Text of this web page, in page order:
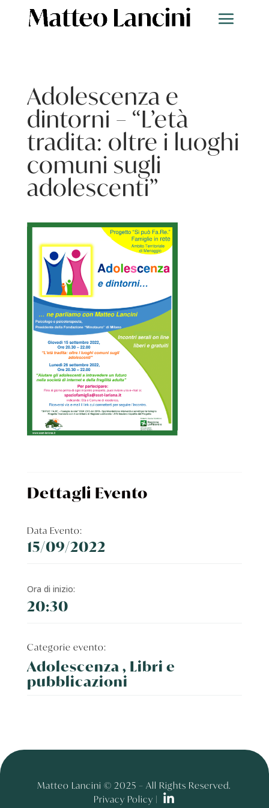
Adolescenza e
dintorni – “L’età
tradita: oltre i luoghi
comuni sugli
adolescenti”
Dettagli Evento
Data Evento:
15/09/2022
Ora di inizio:
20:30
Categorie evento:
Adolescenza , Libri e
pubblicazioni
Matteo Lancini © 2025 – All Rights Reserved.
Privacy Policy |